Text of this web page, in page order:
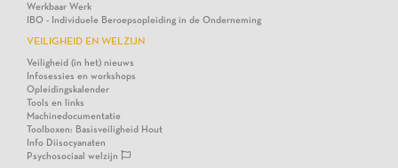
Werkbaar Werk
IBO - Individuele Beroepsopleiding in de Onderneming
VEILIGHEID EN WELZIJN
Veiligheid (in het) nieuws
Infosessies en workshops
Opleidingskalender
Tools en links
Machinedocumentatie
Toolboxen: Basisveiligheid Hout
Info Diisocyanaten
Psychosociaal welzijn